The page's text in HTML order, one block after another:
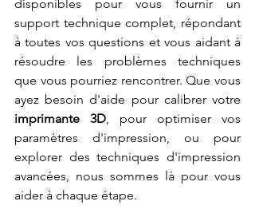
disponibles pour vous fournir un
support technique complet, répondant
à toutes vos questions et vous aidant à
résoudre les problèmes techniques
que vous pourriez rencontrer. Que vous
imprimante 3D, pour optimiser vos
paramètres d'impression, ou pour
explorer des techniques d'impression
avancées, nous sommes là pour vous
aider à chaque étape.